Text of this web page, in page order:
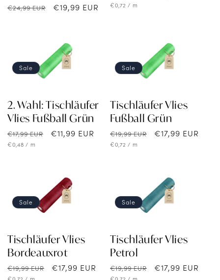
Normaler
€24,99 EUR Verkaufspreis
€19,99 EUR
Preis
Grundpreis
€0,72 / pro
m
Sale
2. Wahl: Tischläufer
Vlies Fußball Grün
Normaler
Preis
€17,99 EUR Verkaufspreis
€11,99 EUR
Grundpreis
€0,48 / pro
m
Sale
Tischläufer Vlies
Fußball Grün
Normaler
Preis
€19,99 EUR Verkaufspreis
€17,99 EUR
Grundpreis
€0,72 / pro
m
Sale
Tischläufer Vlies
Bordeauxrot
Normaler
€19,99 EUR Verkaufspreis
€17,99 EUR
Grundpreispro
Sale
Tischläufer Vlies
Petrol
Normaler
€19,99 EUR Verkaufspreis
€17,99 EUR
Grundpreispro